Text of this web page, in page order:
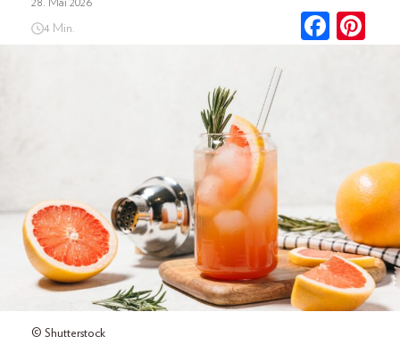
28. Mai 2026
4 Min.
© Shutterstock